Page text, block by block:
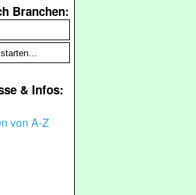
Branchen:
& Infos:
von A-Z